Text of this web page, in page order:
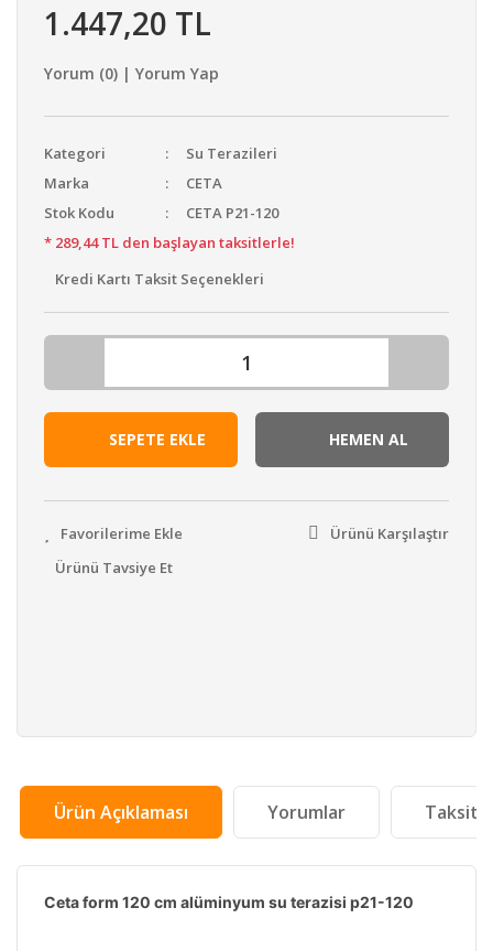
1.447,20 TL
Yorum (0) | Yorum Yap
Kategori
Su Terazileri
Marka
CETA
Stok Kodu
CETA P21-120
* 289,44 TL den başlayan taksitlerle!
Kredi Kartı Taksit Seçenekleri
SEPETE EKLE HEMEN AL
Ürünü Karşılaştır
Ürünü Tavsiye Et
Ürün Açıklaması Yorumlar Taksit
Ceta form 120 cm alüminyum su terazisi p21-120